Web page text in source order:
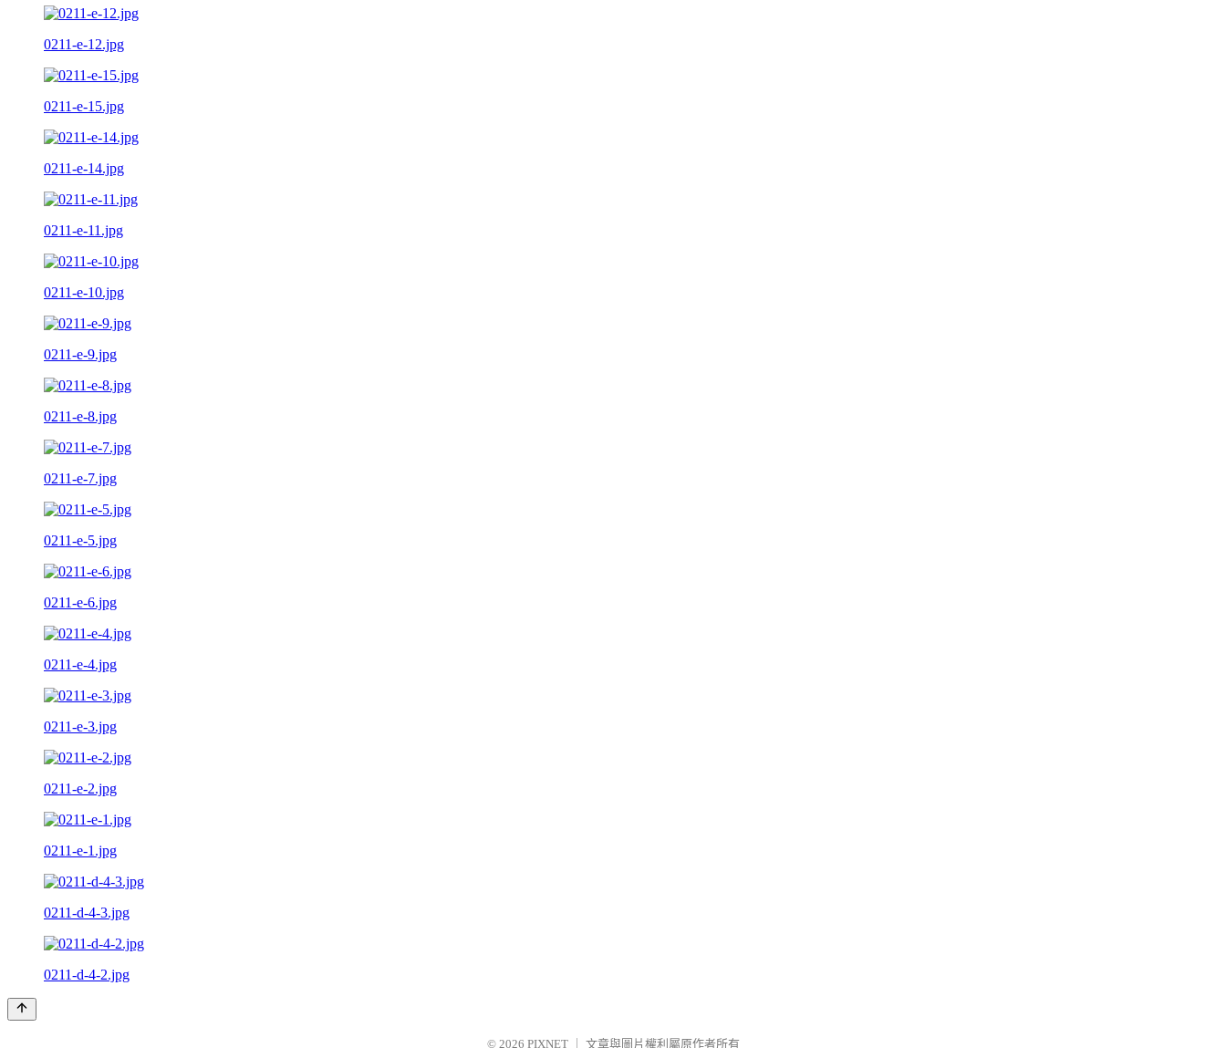
0211-e-12.jpg
0211-e-15.jpg
0211-e-14.jpg
0211-e-11.jpg
0211-e-10.jpg
0211-e-9.jpg
0211-e-8.jpg
0211-e-7.jpg
0211-e-5.jpg
0211-e-6.jpg
0211-e-4.jpg
0211-e-3.jpg
0211-e-2.jpg
0211-e-1.jpg
0211-d-4-3.jpg
0211-d-4-2.jpg
© 2026 PIXNET 文章與圖片權利屬原作者所有